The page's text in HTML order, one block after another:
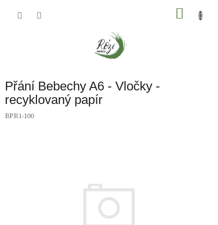
Přání Bebechy A6 - Vločky -
recyklovaný papír
BPR1-100